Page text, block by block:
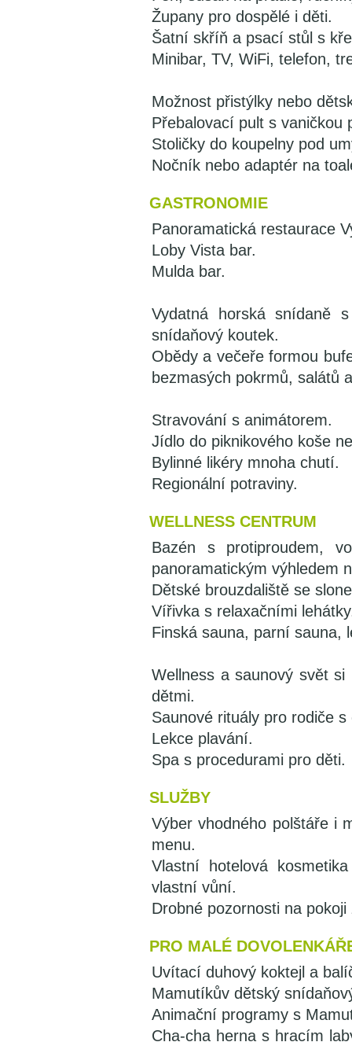
Župany pro dospělé i děti.
Šatní skříň a psací stůl s
Minibar, TV, WiFi, telefon,
Možnost přistýlky nebo
Přebalovací pult s vaničkou
Stoličky do koupelny pod
Nočník nebo adaptér na
GASTRONOMIE
Panoramatická restaurace
Loby Vista bar.
Mulda bar.
Vydatná horská snídaně
snídaňový koutek.
Obědy a večeře formou
bezmasých pokrmů, salátů
Stravování s animátorem.
Jídlo do piknikového koše
Bylinné likéry mnoha chutí.
Regionální potraviny.
WELLNESS CENTRUM
Bazén s protiproudem,
panoramatickým výhledem
Dětské brouzdaliště se
Vířivka s relaxačními
Finská sauna, parní sauna,
Wellness a saunový svět
dětmi.
Saunové rituály pro rodiče s
Lekce plavání.
Spa s procedurami pro děti.
SLUŽBY
Výber vhodného polštáře i
menu.
Vlastní hotelová
vlastní vůní.
Drobné pozornosti na
PRO MALÉ
Uvítací duhový koktejl a
Mamutíkův dětský
Animační programy s
Cha-cha herna s hracím